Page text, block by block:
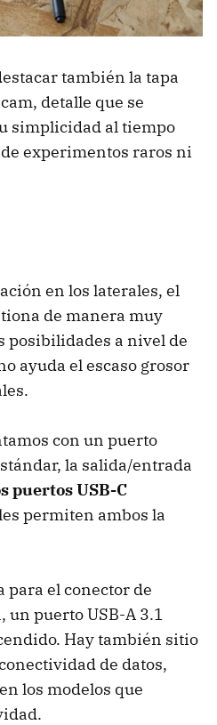
también la tapa
detalle que se
simplicidad al tiempo
experimentos raros ni
en los laterales, el
de manera muy
posibilidades a nivel de
ayuda el escaso grosor
con un puerto
la salida/entrada
puertos USB-C
permiten ambos la
para el conector de
puerto USB-A 3.1
Hay también sitio
de datos,
los modelos que